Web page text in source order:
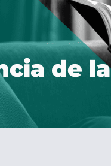
de